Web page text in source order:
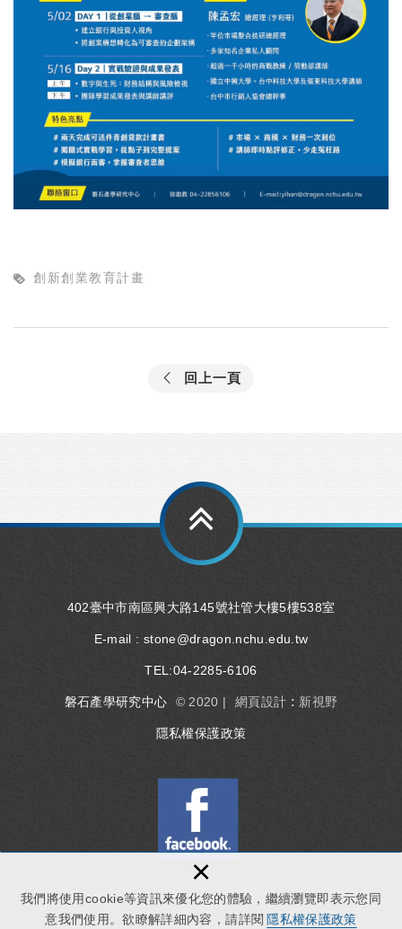
我們將使用cookie等資訊來優化您的體驗，繼續瀏覽即表示您同
意我們使用。欲瞭解詳細內容，請詳閱 隱私權保護政策
×
創新創業教育計畫
回上一頁
402臺中市南區興大路145號社管大樓5樓538室
E-mail : stone@dragon.nchu.edu.tw
TEL:04-2285-6106
磐石產學研究中心 © 2020 | 網頁設計 : 新視野
隱私權保護政策